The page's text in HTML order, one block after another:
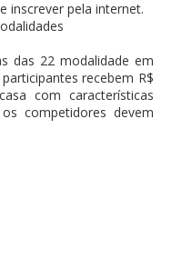
inscrever pela internet.
das 22 modalidade em
recebem R$
com características
competidores devem